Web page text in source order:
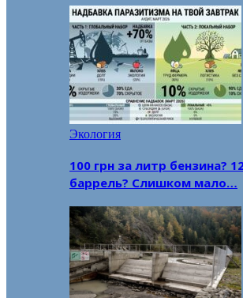
Экология
100 грн за литр бензина?
баррель? Слишком мало…